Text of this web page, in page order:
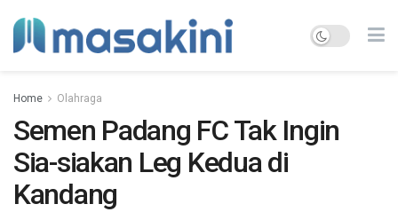
Home Olahraga
Semen Padang FC Tak Ingin
Sia-siakan Leg Kedua di
Kandang